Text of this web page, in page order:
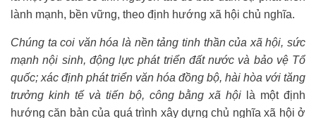
lành mạnh, bền vững, theo định hướng xã hội chủ nghĩa.
Chúng ta coi văn hóa là nền tảng tinh thần của xã hội, sức
mạnh nội sinh, động lực phát triển đất nước và bảo vệ Tổ
quốc; xác định phát triển văn hóa đồng bộ, hài hòa với tăng
trưởng kinh tế và tiến bộ, công bằng xã hội là một định
hướng căn bản của quá trình xây dựng chủ nghĩa xã hội ở